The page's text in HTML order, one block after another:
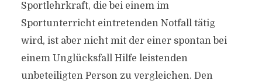
Sportlehrkraft, die bei einem im
Sportunterricht eintretenden Notfall tätig
wird, ist aber nicht mit der einer spontan bei
einem Unglücksfall Hilfe leistenden
unbeteiligten Person zu vergleichen. Den